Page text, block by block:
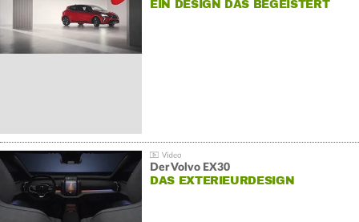
EIN DESIGN DAS BEGEISTERT
Der Volvo EX30
DAS EXTERIEURDESIGN